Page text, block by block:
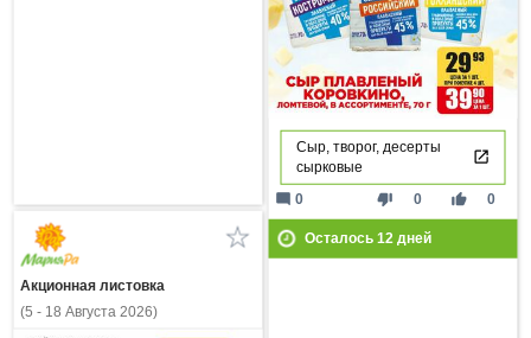
Сыр, творог, десерты
сырковые
thumb_down 0 thumb_up 0
mode_comment 0
Осталось 12дней
Акционная листовка
(5 - 18 Августа 2026)